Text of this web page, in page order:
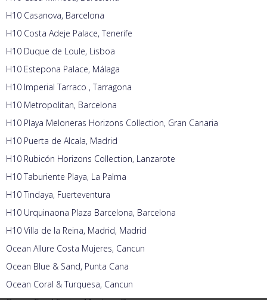
H10 Casanova, Barcelona
H10 Costa Adeje Palace, Tenerife
H10 Duque de Loule, Lisboa
H10 Estepona Palace, Málaga
H10 Imperial Tarraco , Tarragona
H10 Metropolitan, Barcelona
H10 Playa Meloneras Horizons Collection, Gran Canaria
H10 Puerta de Alcala, Madrid
H10 Rubicón Horizons Collection, Lanzarote
H10 Taburiente Playa, La Palma
H10 Tindaya, Fuerteventura
H10 Urquinaona Plaza Barcelona, Barcelona
H10 Villa de la Reina, Madrid, Madrid
Ocean Allure Costa Mujeres, Cancun
Ocean Blue & Sand, Punta Cana
Ocean Coral & Turquesa, Cancun